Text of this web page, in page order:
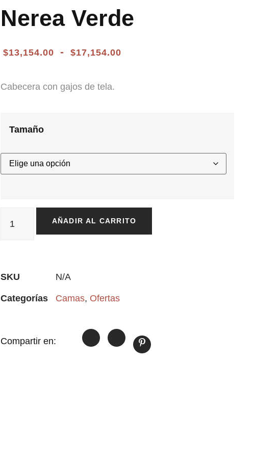
Nerea Verde
$13,154.00 - $17,154.00
Cabecera con gajos de tela.
Tamaño
AÑADIR AL CARRITO
SKU N/A
Categorías Camas, Ofertas
Compartir en: